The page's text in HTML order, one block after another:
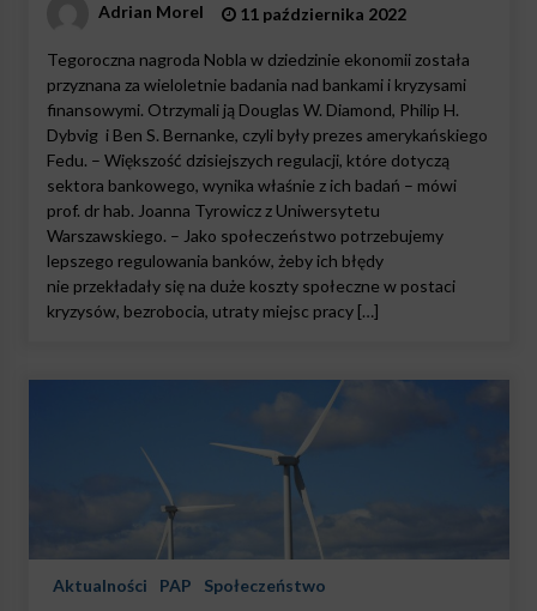
Adrian Morel
11 października 2022
Tegoroczna nagroda Nobla w dziedzinie ekonomii została
przyznana za wieloletnie badania nad bankami i kryzysami
finansowymi. Otrzymali ją Douglas W. Diamond, Philip H.
Dybvig i Ben S. Bernanke, czyli były prezes amerykańskiego
Fedu. – Większość dzisiejszych regulacji, które dotyczą
sektora bankowego, wynika właśnie z ich badań – mówi
prof. dr hab. Joanna Tyrowicz z Uniwersytetu
Warszawskiego. – Jako społeczeństwo potrzebujemy
lepszego regulowania banków, żeby ich błędy
nie przekładały się na duże koszty społeczne w postaci
kryzysów, bezrobocia, utraty miejsc pracy […]
Aktualności PAP
Społeczeństwo